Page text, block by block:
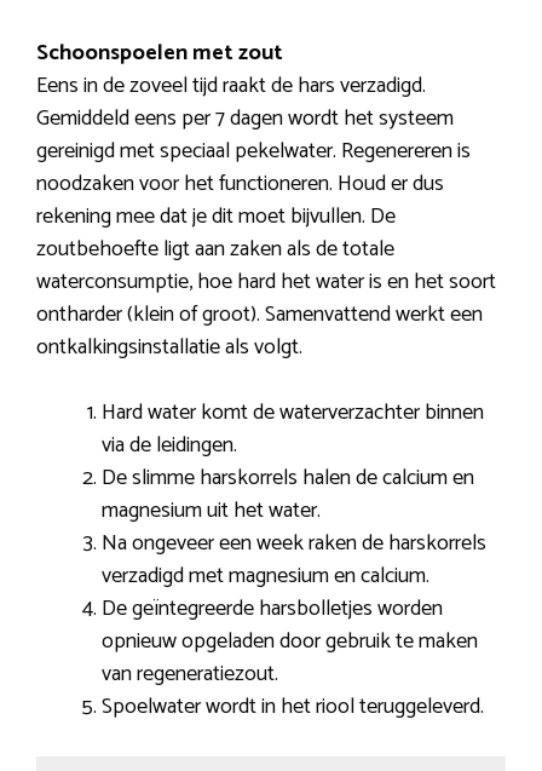
Schoonspoelen met zout
Eens in de zoveel tijd raakt de hars verzadigd.
Gemiddeld eens per 7 dagen wordt het systeem
gereinigd met speciaal pekelwater. Regenereren is
noodzaken voor het functioneren. Houd er dus
rekening mee dat je dit moet bijvullen. De
zoutbehoefte ligt aan zaken als de totale
waterconsumptie, hoe hard het water is en het soort
ontharder (klein of groot). Samenvattend werkt een
ontkalkingsinstallatie als volgt.
Hard water komt de waterverzachter binnen
via de leidingen.
De slimme harskorrels halen de calcium en
magnesium uit het water.
Na ongeveer een week raken de harskorrels
verzadigd met magnesium en calcium.
De geïntegreerde harsbolletjes worden
opnieuw opgeladen door gebruik te maken
van regeneratiezout.
Spoelwater wordt in het riool teruggeleverd.